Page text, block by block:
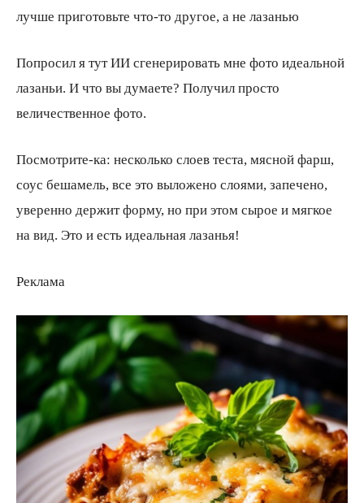
лучше приготовьте что-то другое, а не лазанью
Попросил я тут ИИ сгенерировать мне фото идеальной
лазаньи. И что вы думаете? Получил просто
величественное фото.
Посмотрите-ка: несколько слоев теста, мясной фарш,
соус бешамель, все это выложено слоями, запечено,
уверенно держит форму, но при этом сырое и мягкое
на вид. Это и есть идеальная лазанья!
Реклама